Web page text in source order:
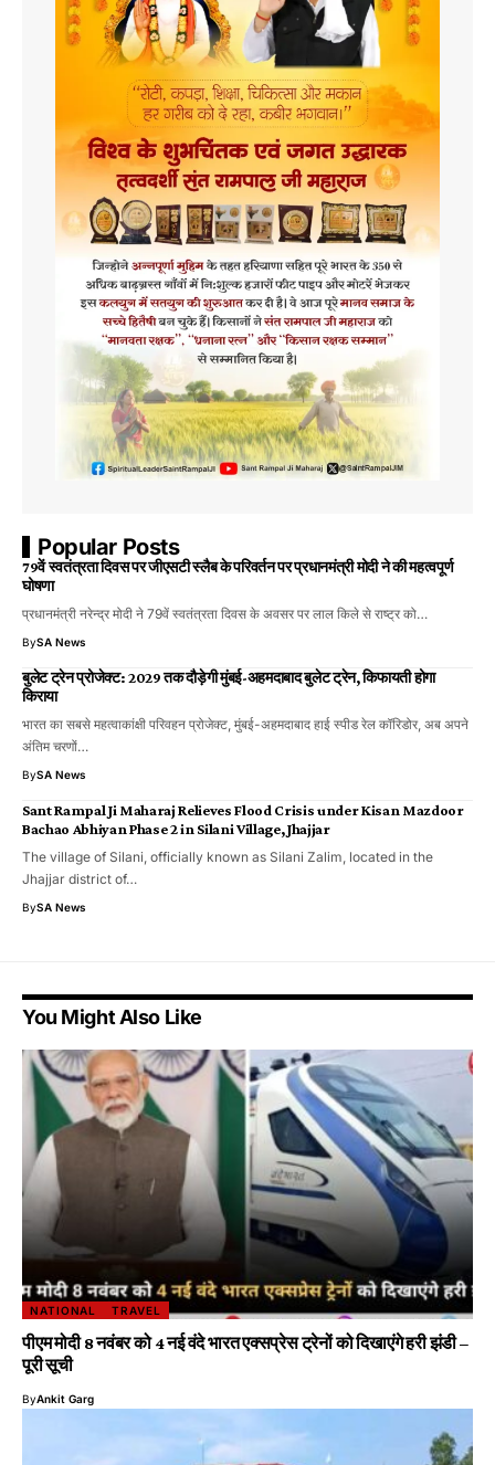
Popular Posts
79वें स्वतंत्रता दिवस पर जीएसटी स्लैब के परिवर्तन पर प्रधानमंत्री मोदी ने की महत्वपूर्ण
घोषणा
प्रधानमंत्री नरेन्द्र मोदी ने 79वें स्वतंत्रता दिवस के अवसर पर लाल किले से राष्ट्र को…
BySA News
बुलेट ट्रेन प्रोजेक्ट: 2029 तक दौड़ेगी मुंबई-अहमदाबाद बुलेट ट्रेन, किफायती होगा
किराया
भारत का सबसे महत्वाकांक्षी परिवहन प्रोजेक्ट, मुंबई-अहमदाबाद हाई स्पीड रेल कॉरिडोर, अब अपने
अंतिम चरणों…
BySA News
Sant Rampal Ji Maharaj Relieves Flood Crisis under Kisan Mazdoor
Bachao Abhiyan Phase 2 in Silani Village, Jhajjar
The village of Silani, officially known as Silani Zalim, located in the
Jhajjar district of…
BySA News
You Might Also Like
NATIONAL TRAVEL
पीएम मोदी 8 नवंबर को 4 नई वंदे भारत एक्सप्रेस ट्रेनों को दिखाएंगे हरी झंडी –
पूरी सूची
ByAnkit Garg